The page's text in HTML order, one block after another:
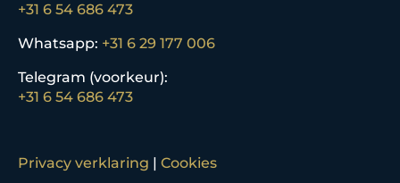
+31 6 54 686 473
Whatsapp: +31 6 29 177 006
Telegram (voorkeur):
+31 6 54 686 473
Privacy verklaring | Cookies